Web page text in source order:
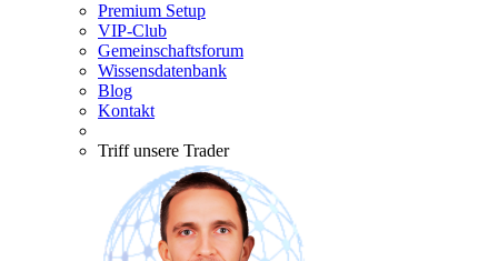
Premium Setup
VIP-Club
Gemeinschaftsforum
Wissensdatenbank
Blog
Kontakt
Triff unsere Trader